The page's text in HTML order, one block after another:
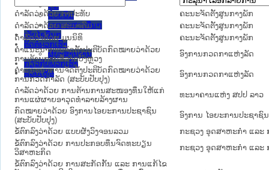
ຄູ່ມື
ແບບພີມ
ເອກກະສານອື່ນໆ
ເວັບໄຊອື່ນໆ
ຕິດຕໍ່ພວກເຮົາ
ຜູ້ປະສານງານ
ກ່ຽວກັບພວກເຮົາ
ຊ່ວຍເຫຼືອ
ດຳລັດວ່າດ້ວຍ ຕາປະທັບ
ຄະນະຈັດຕັ້ງສູນກາງພັກ
ດຳລັດວ່າດ້ວຍ ສະມາຄົມ
ຄະນະຈັດຕັ້ງສູນກາງພັກ
ດຳລັດວ່າດ້ວຍ ມູນນິທິ
ຄະນະຈັດຕັ້ງສູນກາງພັກ
ຄຳແນະນຳການຈັດຕັ້ງປະຕິບັດກົດໝາຍວ່າດ້ວຍ
ການຕ້ານການສໍ້ລາດບັງຫຼວງ
ອົງການກວດກາແຫ່ງລັດ
ຄຳແນະນຳການຈັດຕັ້ງປະຕິບັດກົດໝາຍວ່າດ້ວຍ
ການກວດກາລັດ (ສະບັບປັບປຸງ)
ອົງການກວດກາແຫ່ງລັດ
ດຳລັດວ່າດ້ວຍ ການຕ້ານການສະໜອງທຶນໃຫ້ແກ່
ການແຜ່ຜາຍອາວຸດທຳລາຍລ້າງຜານ
ທະນາຄານແຫ່ງ ສປປ ລາວ
ກົດໝາຍວ່າດ້ວຍ ອົງການໄອຍະການປະຊາຊົນ
(ສະບັບປັບປຸງ)
ອົງການ ໄອຍະການປະຊາຊົ
ຂໍ້ຕົກລົງວ່າດ້ວຍ ແບບຜັງວົງຈອນລວມ
ກະຊວງ ອຸດສາຫະກຳ ແລະ
ຂໍ້ຕົກລົງວ່າດ້ວຍ ການປະກອບທຶນຈົດທະບຽນ
ວິສາຫະກິດ
ກະຊວງ ອຸດສາຫະກຳ ແລະ
ຂໍ້ຕົກລົງວ່າດ້ວຍ ການສະກັດກັ້ນ ແລະ ການແກ້ໄຂ